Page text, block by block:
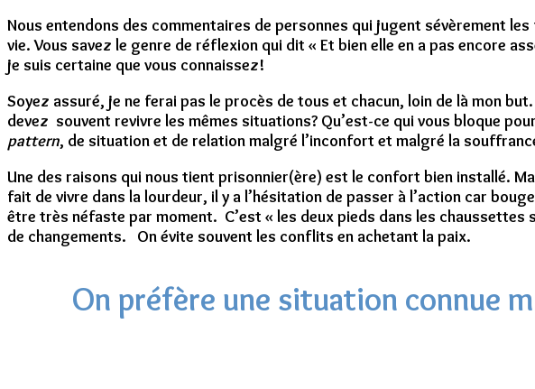
Nous entendons des commentaires de personnes qui jugent sévèrement
vie. Vous savez le genre de réflexion qui dit « Et bien elle en a pas encore
je suis certaine que vous connaissez!
Soyez assuré, je ne ferai pas le procès de tous et chacun, loin de là mon
devez souvent revivre les mêmes situations? Qu’est-ce qui vous bloque
pattern, de situation et de relation malgré l’inconfort et malgré la
Une des raisons qui nous tient prisonnier(ère) est le confort bien installé.
fait de vivre dans la lourdeur, il y a l’hésitation de passer à l’action car
être très néfaste par moment. C’est « les deux pieds dans les chaussettes
de changements. On évite souvent les conflits en achetant la paix.
On préfère une situation connue